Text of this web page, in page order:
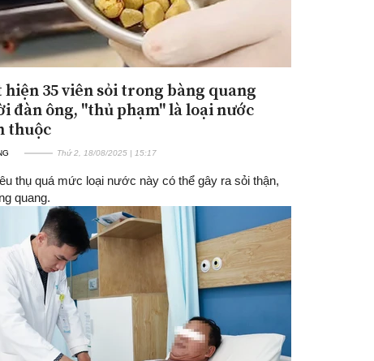
Đăng ký tin tức mới
hiện 35 viên sỏi trong bàng quang
đàn ông, "thủ phạm" là loại nước
thuộc
Thứ 2, 18/08/2025 | 15:17
thụ quá mức loại nước này có thể gây ra sỏi thận,
quang.